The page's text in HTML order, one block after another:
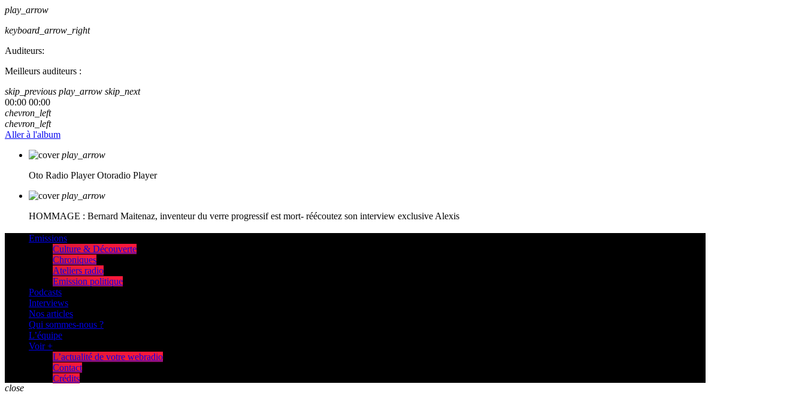
play_arrow
keyboard_arrow_right
Auditeurs:
Meilleurs auditeurs :
skip_previous play_arrow skip_next
00:00 00:00
chevron_left
chevron_left
Aller à l'album
play_arrow
Oto Radio Player Otoradio Player
play_arrow
HOMMAGE : Bernard Maitenaz, inventeur du verre progressif est mort- réécoutez son interview exclusive Alexis
Emissions
Culture & Découverte
Chroniques
Ateliers radio
Emission politique
Podcasts
Interviews
Nos articles
Qui sommes-nous ?
L’équipe
Voir +
L’actualité de votre webradio
Contact
Crédits
close